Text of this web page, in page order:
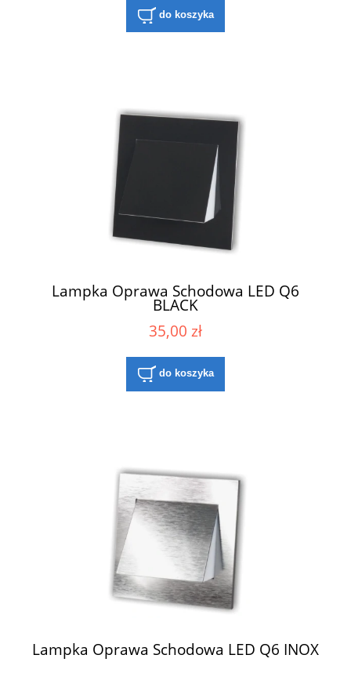
do koszyka
Lampka Oprawa Schodowa LED Q6
BLACK
35,00 zł
do koszyka
Lampka Oprawa Schodowa LED Q6 INOX